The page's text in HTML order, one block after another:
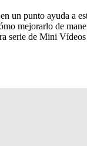
un punto ayuda a
mejorarlo de
serie de Mini